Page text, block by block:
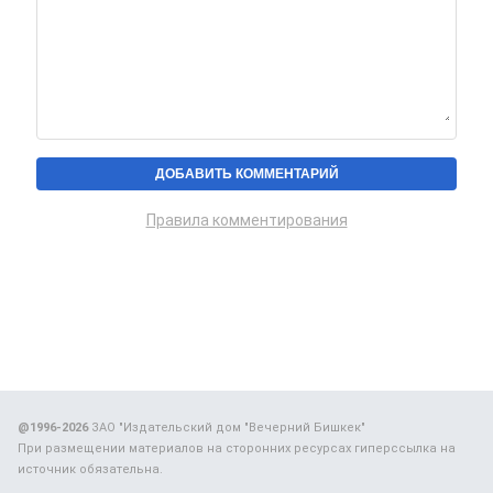
Правила комментирования
@1996-2026ЗАО "Издательский дом "Вечерний Бишкек"
При размещении материалов на сторонних ресурсах гиперссылка на
источник обязательна.